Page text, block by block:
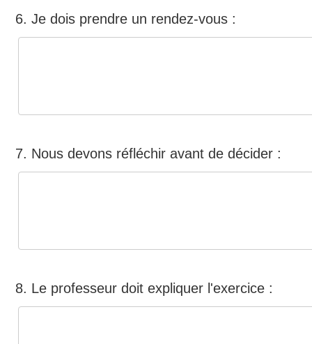
6. Je dois prendre un rendez-vous :
7. Nous devons réfléchir avant de décider :
8. Le professeur doit expliquer l'exercice :